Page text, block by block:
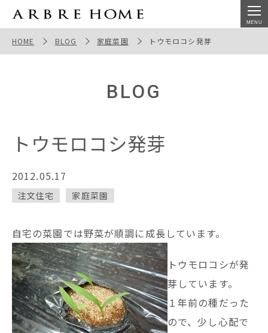
トウモロコシ発芽
HOME BLOG 家庭菜園 トウモロコシ発芽
BLOG
トウモロコシ発芽
2012.05.17
注文住宅 家庭菜園
自宅の菜園では野菜が順調に成長しています。
トウモロコシが発
芽しています。
１年前の種だった
ので、少し心配で